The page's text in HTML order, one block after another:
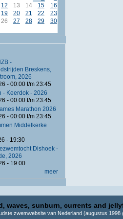
12 13 14 15
16
19 20 21 22
23
26 27 28 29
30
-
Breskens,
2026
- 00:00t/m 23:45
- Keerdok - 2026
- 00:00t/m 23:45
Marathon 2026
- 00:00t/m 23:45
Middelkerke
- 19:30
Dishoek -
2026
- 19:00
meer
waves, sunburn, currents and
zwemwebsite van Nederland (augustus 1998